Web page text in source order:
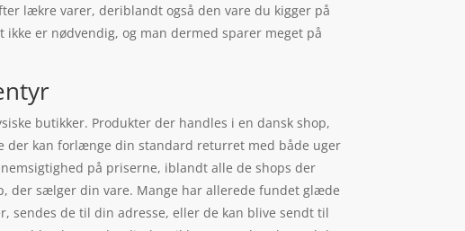
lækre varer, deriblandt også den vare du kigger på
er nødvendig, og man dermed sparer meget på
butikker. Produkter der handles i en dansk shop,
der kan forlænge din standard returret med både uger
på priserne, iblandt alle de shops der
der sælger din vare. Mange har allerede fundet glæde
sendes de til din adresse, eller de kan blive sendt til